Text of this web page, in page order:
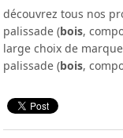
découvrez tous nos
palissade (bois,
large choix de
palissade (bois,